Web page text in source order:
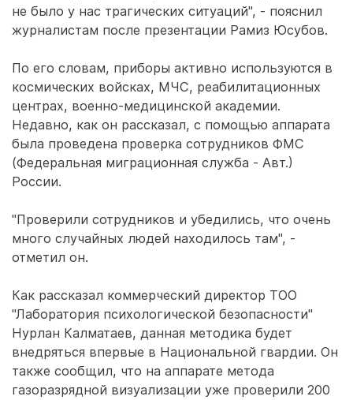
не было у нас трагических ситуаций", - пояснил
журналистам после презентации Рамиз Юсубов.
По его словам, приборы активно используются в
космических войсках, МЧС, реабилитационных
центрах, военно-медицинской академии.
Недавно, как он рассказал, с помощью аппарата
была проведена проверка сотрудников ФМС
(Федеральная миграционная служба - Авт.)
России.
"Проверили сотрудников и убедились, что очень
много случайных людей находилось там", -
отметил он.
Как рассказал коммерческий директор ТОО
"Лаборатория психологической безопасности"
Нурлан Калматаев, данная методика будет
внедряться впервые в Национальной гвардии. Он
также сообщил, что на аппарате метода
газоразрядной визуализации уже проверили 200